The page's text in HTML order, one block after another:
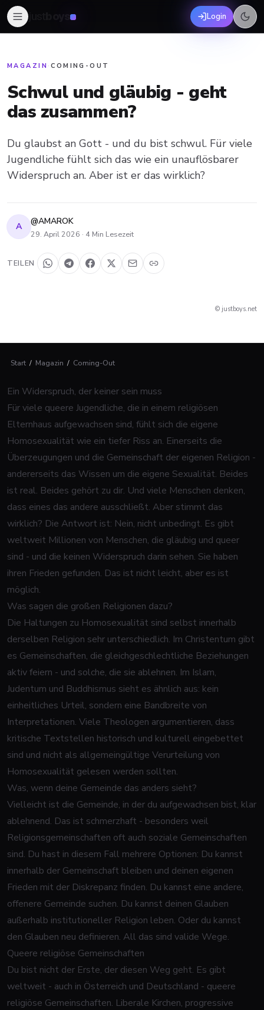
boys Login
MAGAZIN ·COMING-OUT
Schwul und gläubig - geht
das zusammen?
Du glaubst an Gott - und du bist schwul. Für viele
Jugendliche fühlt sich das wie ein unauflösbarer
Widerspruch an. Aber ist er das wirklich?
A @AMAROK
29. April 2026 · 4 Min Lesezeit
TEILEN
© justboys.net
Start / Magazin / Coming-Out
Ein Widerspruch, der keiner sein muss
Für viele queere Jugendliche, die in einem religiösen
Elternhaus aufgewachsen sind, fühlt sich die eigene
Homosexualität wie ein tiefer Riss an. Einerseits die
Überzeugungen und die Gemeinschaft der eigenen Religion -
andererseits das Wissen um die eigene Sexualität. Beides
ist real. Beides gehört zu dir. Und viele Menschen denken,
dass eines das andere ausschließt. Aber stimmt das
wirklich? Die Antwort ist: Nein, nicht unbedingt. Es gibt
weltweit Millionen von Menschen, die gläubig und queer
sind - und die keinen Widerspruch darin sehen. Sie haben
ihren Frieden gefunden. Das ist nicht leicht, aber es ist
möglich.
Was sagen die großen Religionen dazu?
Die Haltungen zu Homosexualität sind selbst innerhalb
derselben Religion sehr unterschiedlich. Im Christentum gibt
es Gemeinschaften, die gleichgeschlechtliche Beziehungen
aktiv feiern - und solche, die sie ablehnen. Im Islam,
Judentum und Buddhismus sieht es ähnlich aus: kein
einheitliches Urteil, sondern eine Bandbreite von
Interpretationen. Viele Theologen argumentieren, dass
kritische Textstellen historisch und kulturell eingebettet
sind und nicht als allgemeingültige Verurteilung von
Homosexualität gelesen werden sollten.
Was, wenn deine Gemeinde das anders sieht?
Vielleicht ist die Gemeinde, in der du aufgewachsen bist, klar
ablehnend. Das ist schmerzhaft - besonders weil
Religionsgemeinschaften oft auch soziale Gemeinschaften
sind. Du hast in diesem Fall mehrere Optionen: Du kannst
innerhalb der Gemeinschaft bleiben und deinen eigenen
Frieden mit der Diskrepanz finden. Du kannst eine andere,
offenere Gemeinde suchen. Du kannst deinen Glauben
außerhalb institutioneller Religion leben. Oder du kannst
den Glauben neu definieren. All das sind valide Wege.
Queere religiöse Gemeinschaften
Du bist nicht der Erste, der diesen Weg geht. Es gibt
weltweit - auch in Österreich und Deutschland - queere
religiöse Gemeinschaften. Liberale Kirchen, progressive